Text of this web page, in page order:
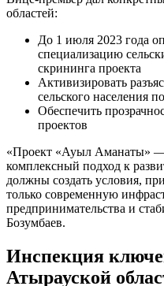
областей:
До 1 июля 2023 года
специализацию
скрининга проекта
Активизировать
сельского населения
Обеспечить
проектов
«Проект «Ауыл Аманаты» —
комплексный подход к
должны создать условия,
только современную
предпринимательства и
Бозумбаев.
Инспекция
Атырауской